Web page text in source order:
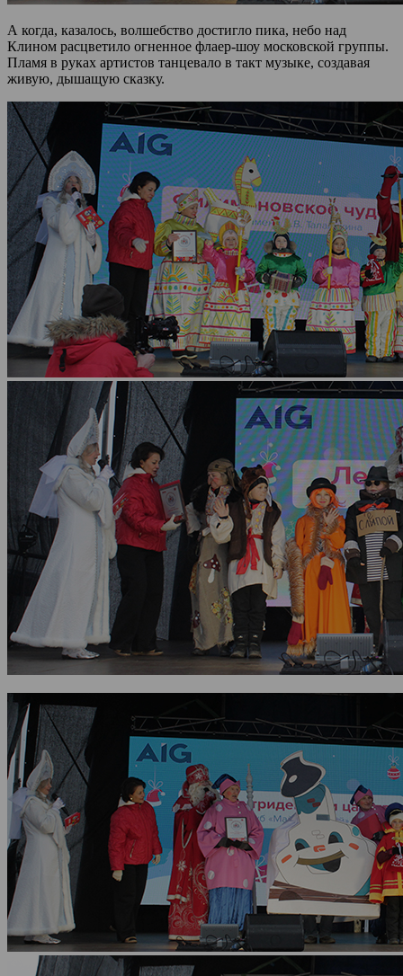
А когда, казалось, волшебство достигло пика, небо над
Клином расцветило огненное флаер-шоу московской группы.
Пламя в руках артистов танцевало в такт музыке, создавая
живую, дышащую сказку.